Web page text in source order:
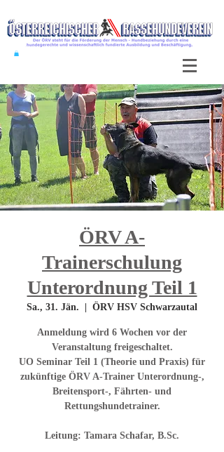
ÖRV A-
Trainerschulung
Unterordnung Teil 1
Sa., 31. Jän. ÖRV HSV Schwarzautal
Anmeldung wird 6 Wochen vor der
Veranstaltung freigeschaltet.
UO Seminar Teil 1 (Theorie und Praxis) für
zukünftige ÖRV A-Trainer Unterordnung-,
Breitensport-, Fährten- und
Rettungshundetrainer.